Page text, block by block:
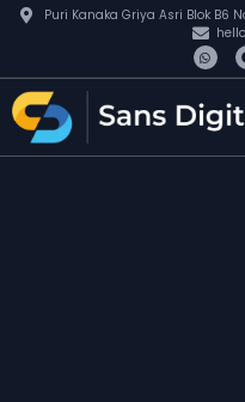
Puri Kanaka Griya Asri Blok B6